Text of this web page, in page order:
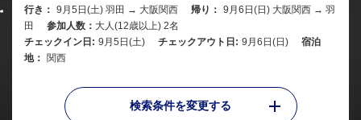
行き： 9月5日(土) 羽田 → 大阪関西 帰り： 9月6日(日) 大阪関西 → 羽
田
参加人数： 大人(12歳以上) 2名
チェックイン日: 9月5日(土) チェックアウト日: 9月6日(日)
宿泊
地：
関西
検索条件を変更する